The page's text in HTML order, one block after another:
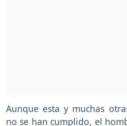
Aunque esta y muchas
no se han cumplido, el